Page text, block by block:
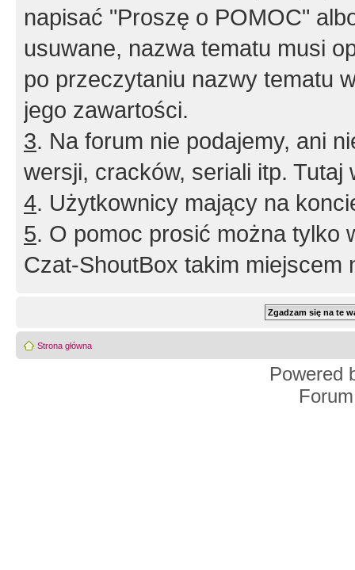
napisać "Proszę o POMOC"
usuwane, nazwa tematu musi
po przeczytaniu nazwy tematu
jego zawartości.
3. Na forum nie podajemy, ani
wersji, cracków, seriali itp. Tutaj
4. Użytkownicy mający na
5. O pomoc prosić można tylko
Czat-ShoutBox takim miejscem
Strona główna
Powered